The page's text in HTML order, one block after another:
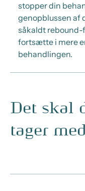
stopper din
genopblussen af
såkaldt
fortsætte i mere
behandlingen.
Det skal
tager